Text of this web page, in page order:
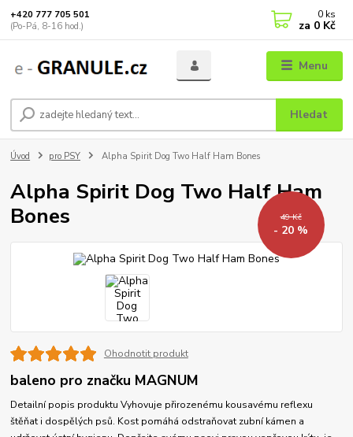
Menu
Hledat
+420 777 705 501
(Po-Pá, 8-16 hod.)
0 ks
za 0 Kč
Úvod pro PSY Alpha Spirit Dog Two Half Ham Bones
Alpha Spirit Dog Two Half Ham
Bones
49 Kč
- 20 %
Ohodnotit produkt
baleno pro značku MAGNUM
Detailní popis produktu Vyhovuje přirozenému kousavému reflexu
štěňat i dospělých psů. Kost pomáhá odstraňovat zubní kámen a